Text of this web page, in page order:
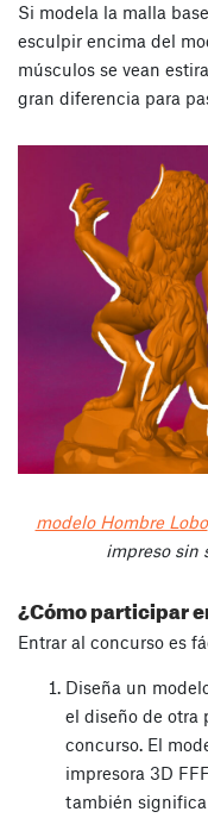
Si modela la malla
esculpir encima del
músculos se vean
gran diferencia para
modelo Hombre Lobo
impreso sin
¿Cómo participar
Entrar al concurso es
Diseña un
el diseño de otra
concurso. El
impresora 3D
también significa